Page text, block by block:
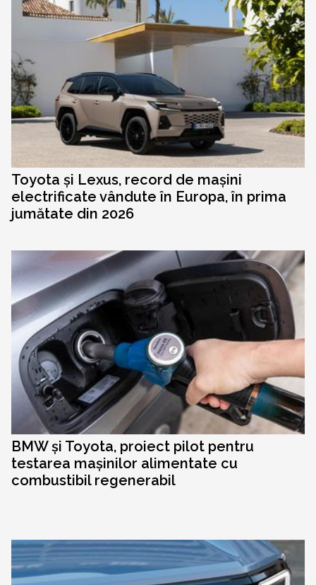
Toyota și Lexus, record de mașini
electrificate vândute în Europa, în prima
jumătate din 2026
BMW și Toyota, proiect pilot pentru
testarea mașinilor alimentate cu
combustibil regenerabil